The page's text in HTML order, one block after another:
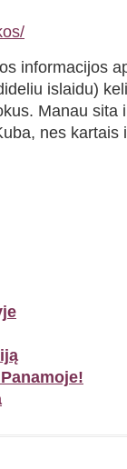
informacijos
islaidu)
Manau sita
nes kartais